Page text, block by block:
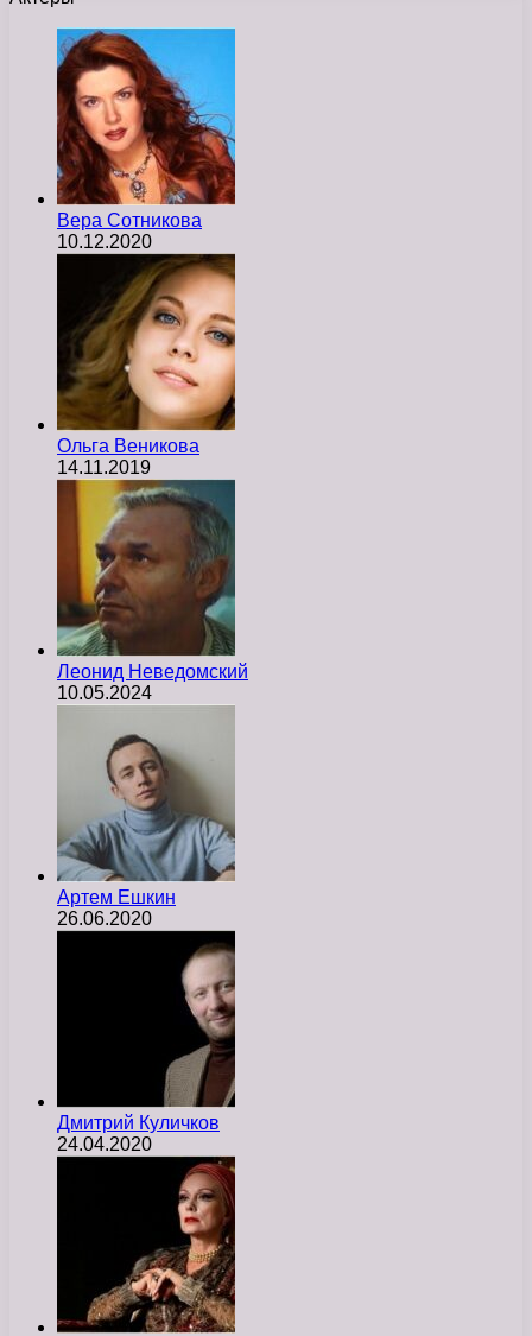
Вера Сотникова
10.12.2020
Ольга Веникова
14.11.2019
Леонид Неведомский
10.05.2024
Артем Ешкин
26.06.2020
Дмитрий Куличков
24.04.2020